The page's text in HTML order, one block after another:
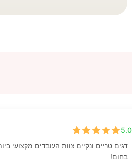
5.0
דגים טריים ונקיים צוות העובדים מקצועי
בחום!